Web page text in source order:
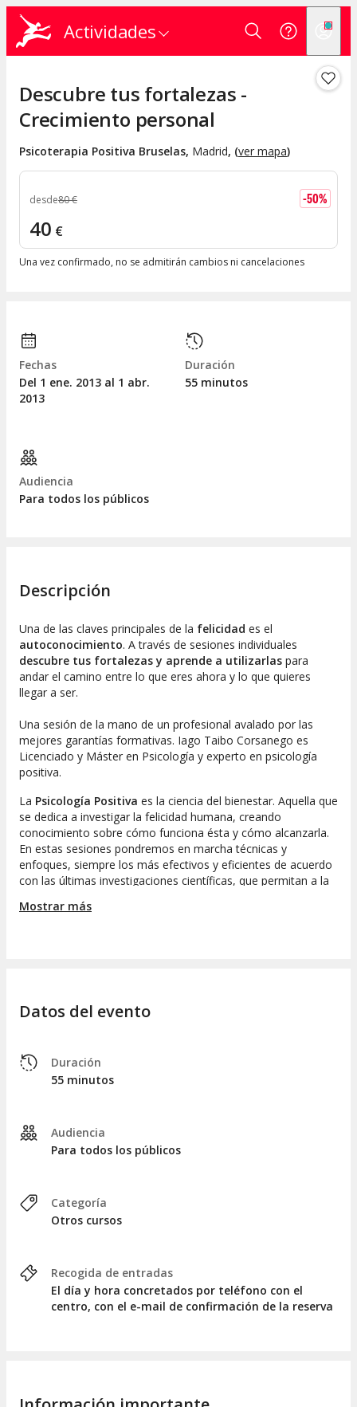
Actividades
Descubre tus fortalezas -
Crecimiento personal
Psicoterapia Positiva Bruselas, Madrid, (ver mapa)
desde80€ -50%
40 €
Una vez confirmado, no se admitirán cambios ni cancelaciones
Fechas
Del 1 ene. 2013 al 1 abr.
2013
Duración
55 minutos
Audiencia
Para todos los públicos
Descripción
Una de las claves principales de la felicidad es el
autoconocimiento. A través de sesiones individuales
descubre tus fortalezas y aprende a utilizarlas para
andar el camino entre lo que eres ahora y lo que quieres
llegar a ser.
Una sesión de la mano de un profesional avalado por las
mejores garantías formativas. Iago Taibo Corsanego es
Licenciado y Máster en Psicología y experto en psicología
positiva.
La Psicología Positiva es la ciencia del bienestar. Aquella que
se dedica a investigar la felicidad humana, creando
conocimiento sobre cómo funciona ésta y cómo alcanzarla.
En estas sesiones pondremos en marcha técnicas y
enfoques, siempre los más efectivos y eficientes de acuerdo
con las últimas investigaciones científicas, que permitan a la
objetivos vitales.
autoeficacia, así como emociones, pensamientos y
conductas positivas serán algunas de las bases principales
Relaciones, trabajo, salud, autocuidado, ocio, etc. Todas las
áreas de nuestra vida pueden ser fuente de satisfacciones si
¡No esperes más para convertirte en lo que deseas ser!, ¡hay
grandes fortalezas humanas dentro de ti!
Mostrar más
Datos del evento
Duración
55 minutos
Audiencia
Para todos los públicos
Categoría
Otros cursos
Recogida de entradas
El día y hora concretados por teléfono con el
centro, con el e-mail de confirmación de la reserva